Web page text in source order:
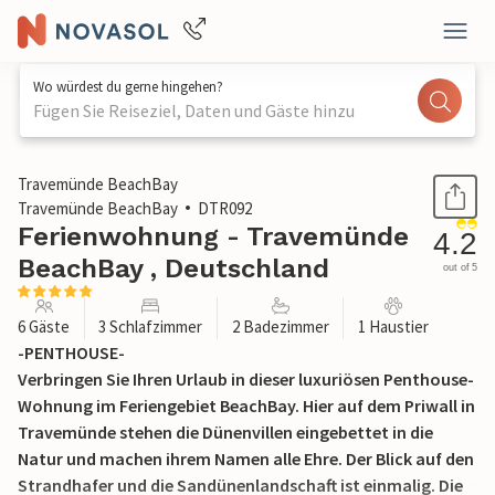
Wo würdest du gerne hingehen?
Fügen Sie Reiseziel, Daten und Gäste hinzu
1 / 37
Travemünde BeachBay
Travemünde BeachBay
DTR092
Ferienwohnung - Travemünde
BeachBay , Deutschland
4.2
out of 5
6 Gäste 3 Schlafzimmer 2 Badezimmer 1 Haustier
-PENTHOUSE-
Verbringen Sie Ihren Urlaub in dieser luxuriösen Penthouse-
Wohnung im Feriengebiet BeachBay. Hier auf dem Priwall in
Travemünde stehen die Dünenvillen eingebettet in die
Natur und machen ihrem Namen alle Ehre. Der Blick auf den
Strandhafer und die Sandünenlandschaft ist einmalig. Die